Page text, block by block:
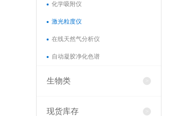
化学吸附仪
激光粒度仪
在线天然气分析仪
自动凝胶净化色谱
生物类
现货库存